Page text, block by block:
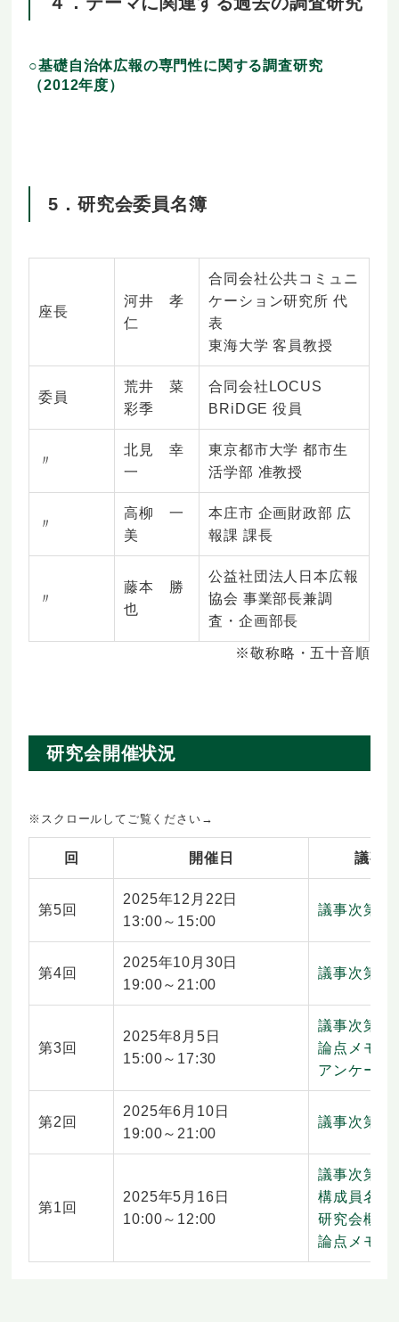
○基礎自治体広報の専門性に関する調査研究
（2012年度）
5．研究会委員名簿
座長
河井 孝
仁
合同会社公共コミュニ
ケーション研究所 代
表
東海大学 客員教授
委員
荒井 菜
彩季
合同会社LOCUS
BRiDGE 役員
〃
北見 幸
一
東京都市大学 都市生
活学部 准教授
〃
高柳 一
美
本庄市 企画財政部 広
報課 課長
〃
藤本 勝
也
公益社団法人日本広報
協会 事業部長兼調
査・企画部長
※敬称略・五十音順
研究会開催状況
回 開催日 議事
第5回
2025年12月22日
13:00～15:00
議事次第
第4回
2025年10月30日
19:00～21:00
議事次第
第3回
2025年8月5日
15:00～17:30
議事次第
論点メモ（
アンケート
第2回
2025年6月10日
19:00～21:00
議事次第
第1回
2025年5月16日
10:00～12:00
議事次第
構成員名簿
研究会概要
論点メモ（